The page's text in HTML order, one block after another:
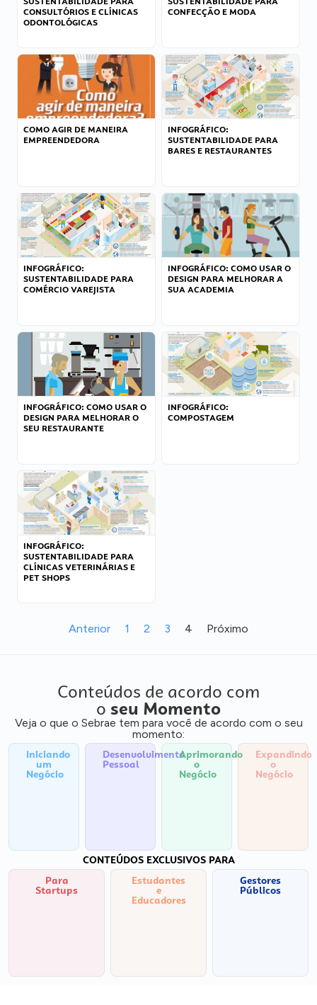
CONSULTÓRIOS E CLÍNICAS
ODONTOLÓGICAS
CONFECÇÃO E MODA
COMO AGIR DE MANEIRA
EMPREENDEDORA
INFOGRÁFICO:
SUSTENTABILIDADE PARA
BARES E RESTAURANTES
INFOGRÁFICO:
SUSTENTABILIDADE PARA
COMÉRCIO VAREJISTA
INFOGRÁFICO: COMO USAR O
DESIGN PARA MELHORAR A
SUA ACADEMIA
INFOGRÁFICO: COMO USAR O
DESIGN PARA MELHORAR O
SEU RESTAURANTE
INFOGRÁFICO:
COMPOSTAGEM
INFOGRÁFICO:
SUSTENTABILIDADE PARA
CLÍNICAS VETERINÁRIAS E
PET SHOPS
Anterior 1 2 3 4 Próximo
Conteúdos de acordo com
o seu Momento
Veja o que o Sebrae tem para você de acordo com o seu
momento:
Iniciando
um
Negócio
Desenvolvimento
Pessoal
Aprimorando
o
Negócio
Expandindo
o
Negócio
CONTEÚDOS EXCLUSIVOS PARA
Para
Startups
Estudantes
e
Educadores
Gestores
Públicos